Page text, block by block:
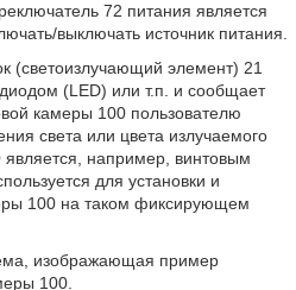
72 питания является
выключать источник питания.
(светоизлучающий элемент) 21
(LED) или т.п. и сообщает
камеры 100 пользователю
света или цвета излучаемого
например, винтовым
для установки и
100 на таком фиксирующем
изображающая пример
100.